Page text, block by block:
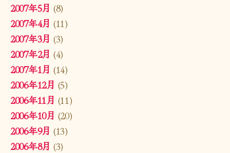
2007年5月 (8)
2007年4月 (11)
2007年3月 (3)
2007年2月 (4)
2007年1月 (14)
2006年12月 (5)
2006年11月 (11)
2006年10月 (20)
2006年9月 (13)
2006年8月 (3)